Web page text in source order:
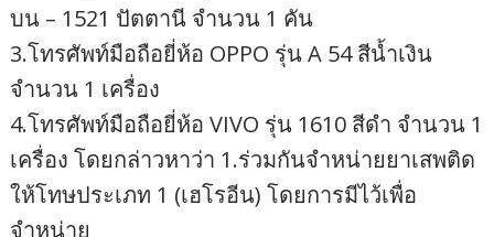
บน – 1521 ปัตตานี จำนวน 1 คัน
​​3.โทรศัพท์มือถือยี่ห้อ OPPO รุ่น A 54 สีน้ำเงิน
จำนวน 1 เครื่อง
​​4.โทรศัพท์มือถือยี่ห้อ VIVO รุ่น 1610 สีดำ จำนวน 1
เครื่อง โดยกล่าวหาว่า 1.ร่วมกันจำหน่ายยาเสพติด
ให้โทษประเภท 1 (เฮโรอีน) โดยการมีไว้เพื่อ
จำหน่าย